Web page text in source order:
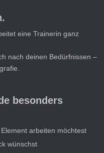
eine Trainerin ganz
nach deinen Bedürfnissen –
besonders
arbeiten möchtest
wünschst